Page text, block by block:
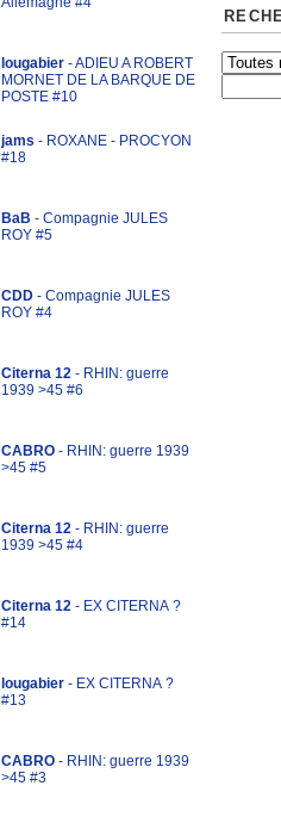
lougabier - ADIEU A ROBERT
MORNET DE LA BARQUE DE
POSTE #10
jams - ROXANE - PROCYON
#18
BaB - Compagnie JULES
ROY #5
CDD - Compagnie JULES
ROY #4
Citerna 12 - RHIN: guerre
1939 >45 #6
CABRO - RHIN: guerre 1939
>45 #5
Citerna 12 - RHIN: guerre
1939 >45 #4
Citerna 12 - EX CITERNA ?
#14
lougabier - EX CITERNA ?
#13
CABRO - RHIN: guerre 1939
>45 #3